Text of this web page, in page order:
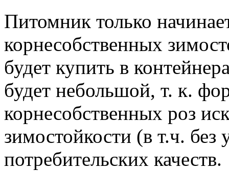
Питомник только
корнесобственных
будет купить в
будет небольшой, т. к.
корнесобственных роз
зимостойкости (в т.ч.
потребительских качеств.